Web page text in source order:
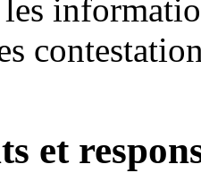
les
et